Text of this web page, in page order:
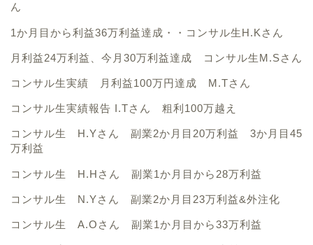
ん
1か月目から利益36万利益達成・・コンサル生H.Kさん
月利益24万利益、今月30万利益達成 コンサル生M.Sさん
コンサル生実績 月利益100万円達成 M.Tさん
コンサル生実績報告 I.Tさん 粗利100万越え
コンサル生 H.Yさん 副業2か月目20万利益 3か月目45
万利益
コンサル生 H.Hさん 副業1か月目から28万利益
コンサル生 N.Yさん 副業2か月目23万利益&外注化
コンサル生 A.Oさん 副業1か月目から33万利益